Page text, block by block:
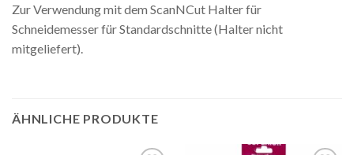
Zur Verwendung mit dem ScanNCut Halter für
Schneidemesser für Standardschnitte (Halter nicht
mitgeliefert).
ÄHNLICHE PRODUKTE